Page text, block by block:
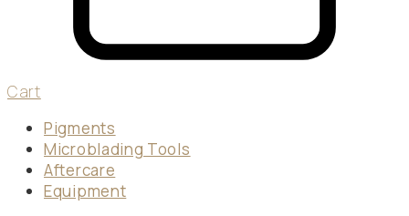
Cart
Pigments
Microblading Tools
Aftercare
Equipment